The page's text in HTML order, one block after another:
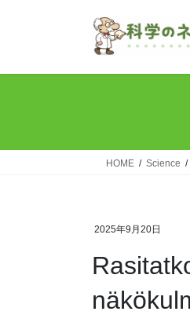
HOME Science
2025年9月20日